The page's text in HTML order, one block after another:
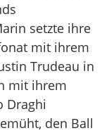
setzte ihre
mit ihrem
Trudeau in
mit ihrem
Draghi
den Ball